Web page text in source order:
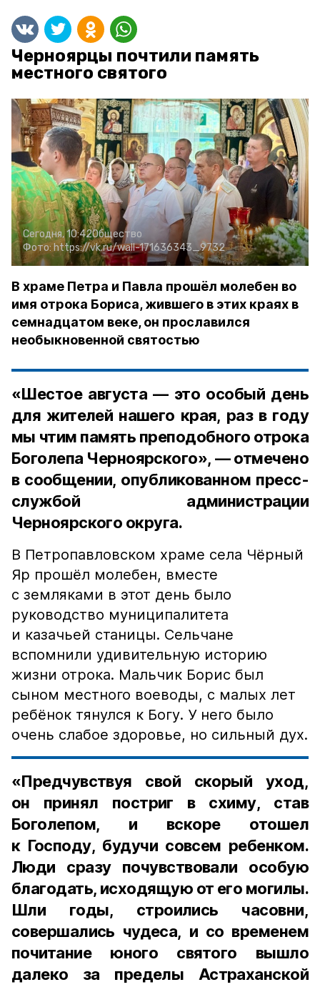
Черноярцы почтили память
местного святого
Сегодня, 10:42Общество
Фото: https://vk.ru/wall-171636343_9732
В храме Петра и Павла прошёл молебен во
имя отрока Бориса, жившего в этих краях в
семнадцатом веке, он прославился
необыкновенной святостью
«Шестое августа — это особый день
для жителей нашего края, раз в году
мы чтим память преподобного отрока
Боголепа Черноярского», — отмечено
в сообщении, опубликованном пресс-
службой администрации
Черноярского округа.
В Петропавловском храме села Чёрный
Яр прошёл молебен, вместе
с земляками в этот день было
руководство муниципалитета
и казачьей станицы. Сельчане
вспомнили удивительную историю
жизни отрока. Мальчик Борис был
сыном местного воеводы, с малых лет
ребёнок тянулся к Богу. У него было
очень слабое здоровье, но сильный дух.
«Предчувствуя свой скорый уход,
он принял постриг в схиму, став
Боголепом, и вскоре отошел
к Господу, будучи совсем ребенком.
Люди сразу почувствовали особую
благодать, исходящую от его могилы.
Шли годы, строились часовни,
совершались чудеса, и со временем
почитание юного святого вышло
далеко за пределы Астраханской